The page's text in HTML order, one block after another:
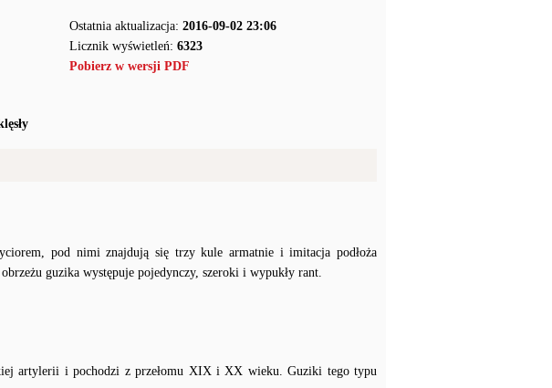
Ostatnia aktualizacja: 2016-09-02 23:06
Licznik wyświetleń: 6323
Pobierz w wersji PDF
pod nimi znajdują się trzy kule armatnie i imitacja podłoża
guzika występuje pojedynczy, szeroki i wypukły rant.
artylerii i pochodzi z przełomu XIX i XX wieku. Guziki tego typu